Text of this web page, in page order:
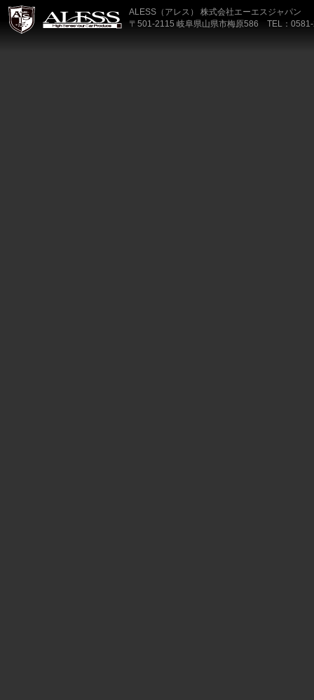
ALESS（アレス） 株式会社エーエスジャパン
〒501-2115 岐阜県山県市梅原586 TEL：